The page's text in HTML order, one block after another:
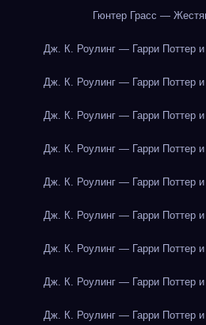
Гюнтер Грасс —
Дж. К. Роулинг — Гарри Поттер
Дж. К. Роулинг — Гарри Поттер
Дж. К. Роулинг — Гарри Поттер
Дж. К. Роулинг — Гарри Поттер
Дж. К. Роулинг — Гарри Поттер
Дж. К. Роулинг — Гарри Поттер
Дж. К. Роулинг — Гарри Поттер
Дж. К. Роулинг — Гарри Поттер
Дж. К. Роулинг — Гарри Поттер